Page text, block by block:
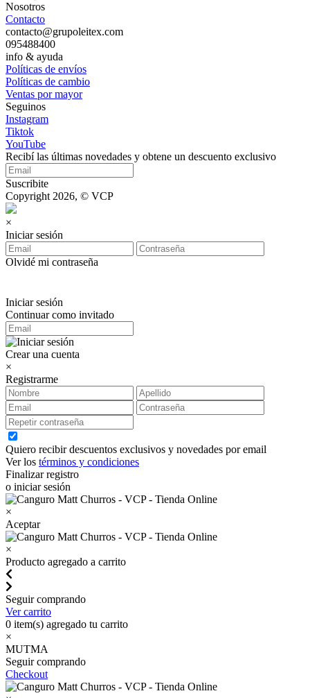
Nosotros
Contacto
contacto@grupoleitex.com
095488400
info & ayuda
Políticas de envíos
Políticas de cambio
Ventas por mayor
Seguinos
Instagram
Tiktok
YouTube
Recibí las últimas novedades y obtene un descuento exclusivo
Suscribite
Copyright 2026, © VCP
×
Iniciar sesión
Olvidé mi contraseña
Iniciar sesión
Continuar como invitado
Crear una cuenta
×
Registrarme
Quiero recibir descuentos exclusivos y novedades por email
Ver los términos y condiciones
Finalizar registro
o iniciar sesión
×
Aceptar
×
Producto agregado a carrito
Seguir comprando
Ver carrito
0 item(s) agregado tu carrito
×
MUTMA
Seguir comprando
Checkout